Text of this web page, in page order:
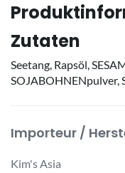
Zutaten
Seetang, Rapsöl,
SOJABOHNENpulver,
Importeur /
Kim's Asia